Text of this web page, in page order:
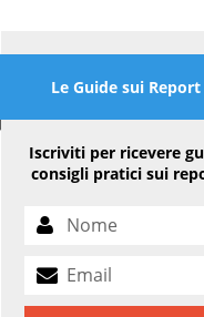
Le Guide sui
Iscriviti per ricevere
consigli pratici sui